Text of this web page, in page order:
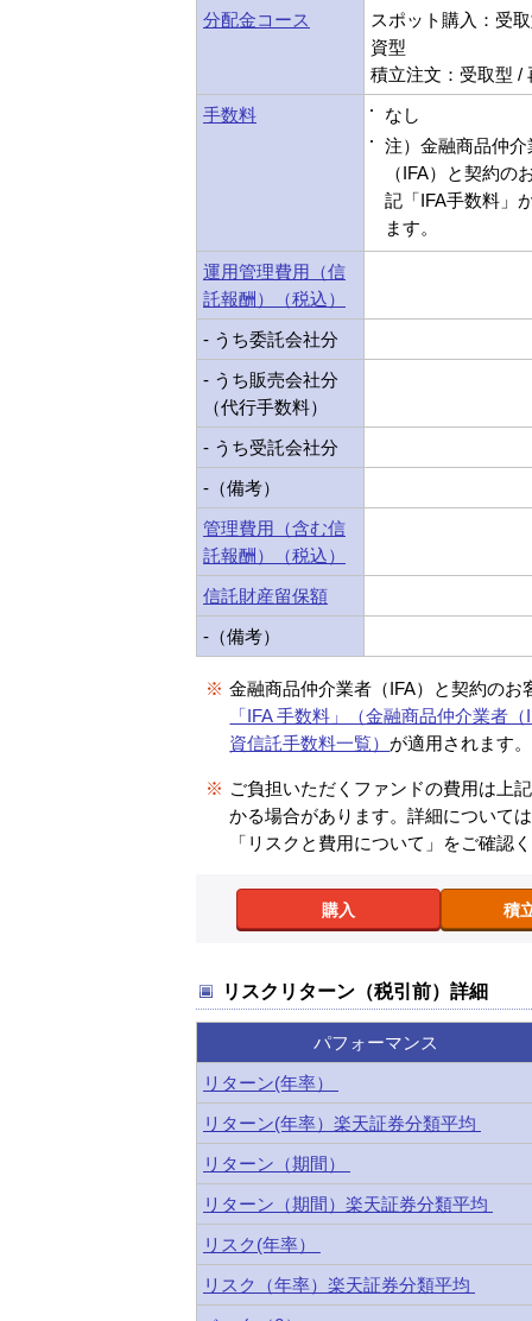
分配金コース
スポット購入：受
資型
積立注文：受取型 /
手数料
なし
注）金融商品仲介
（IFA）と契約の
記「IFA手数料」
ます。
運用管理費用（信
託報酬）（税込）
- うち委託会社分
- うち販売会社分
（代行手数料）
- うち受託会社分
-（備考）
管理費用（含む信
託報酬）（税込）
信託財産留保額
-（備考）
※ 金融商品仲介業者（IFA）と契約のお
「IFA 手数料」（金融商品仲介業者
資信託手数料一覧） が適用されます。
※ ご負担いただくファンドの費用は上
かる場合があります。詳細について
「リスクと費用について」をご確認
購入 積
リスクリターン（税引前）詳細
パフォーマンス
リターン(年率）
リターン(年率）楽天証券分類平均
リターン（期間）
リターン（期間）楽天証券分類平均
リスク(年率）
リスク（年率）楽天証券分類平均